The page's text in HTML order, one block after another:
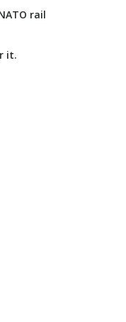
rail
it.